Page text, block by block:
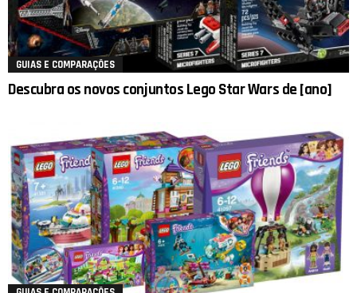
GUIAS E COMPARAÇÕES
Descubra os novos conjuntos Lego Star Wars de [ano]